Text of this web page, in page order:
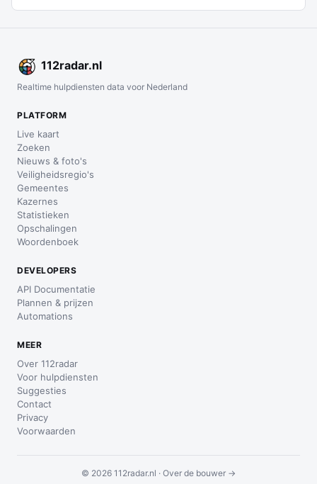
112radar.nl
Realtime hulpdiensten data voor Nederland
PLATFORM
Live kaart
Zoeken
Nieuws & foto's
Veiligheidsregio's
Gemeentes
Kazernes
Statistieken
Opschalingen
Woordenboek
DEVELOPERS
API Documentatie
Plannen & prijzen
Automations
MEER
Over 112radar
Voor hulpdiensten
Suggesties
Contact
Privacy
Voorwaarden
© 2026 112radar.nl · Over de bouwer →